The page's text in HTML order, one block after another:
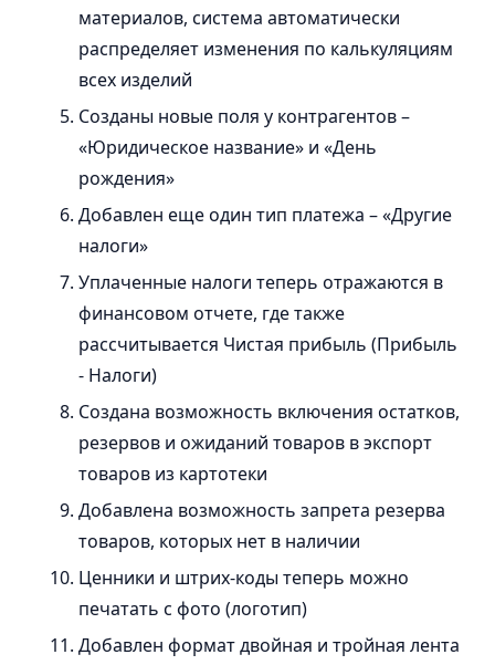
материалов, система автоматически
распределяет изменения по калькуляциям
всех изделий
Созданы новые поля у контрагентов –
«Юридическое название» и «День
рождения»
Добавлен еще один тип платежа – «Другие
налоги»
Уплаченные налоги теперь отражаются в
финансовом отчете, где также
рассчитывается Чистая прибыль (Прибыль
- Налоги)
Создана возможность включения остатков,
резервов и ожиданий товаров в экспорт
товаров из картотеки
Добавлена ​​возможность запрета резерва
товаров, которых нет в наличии
Ценники и штрих-коды теперь можно
печатать с фото (логотип)
Добавлен формат двойная и тройная лента